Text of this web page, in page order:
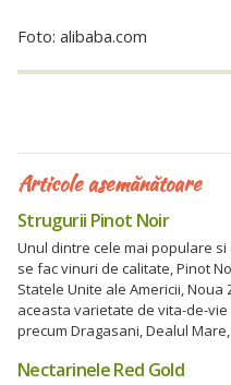
Foto: alibaba.com
Articole asemănătoare
Strugurii Pinot Noir
Unul dintre cele mai populare
se fac vinuri de calitate, Pinot
Statele Unite ale Americii,
aceasta varietate de vita-de-
precum Dragasani, Dealul
Nectarinele Red Gold